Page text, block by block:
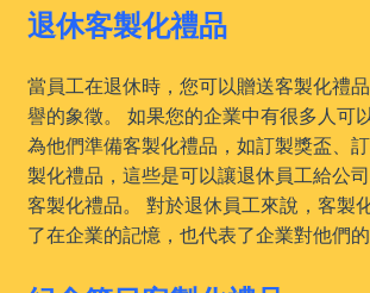
退休客製化禮品
當員工在退休時，您可以贈送客製化禮
譽的象徵。 如果您的企業中有很多人可
為他們準備客製化禮品，如訂製獎盃、
製化禮品，這些是可以讓退休員工給公
客製化禮品。 對於退休員工來說，客製
了在企業的記憶，也代表了企業對他們